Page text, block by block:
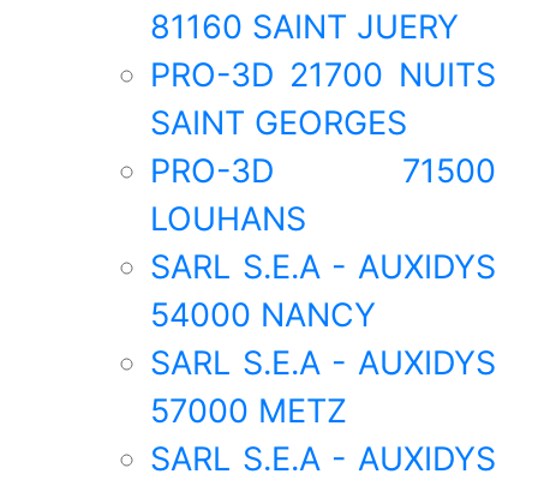
81160 SAINT JUERY
PRO-3D 21700 NUITS
SAINT GEORGES
PRO-3D 71500
LOUHANS
SARL S.E.A - AUXIDYS
54000 NANCY
SARL S.E.A - AUXIDYS
57000 METZ
SARL S.E.A - AUXIDYS